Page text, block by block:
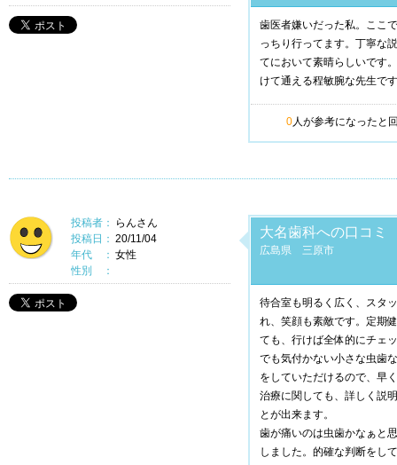
歯医者嫌いだった私。ここ
っちり行ってます。丁寧な
てにおいて素晴らしいです
けて通える程敏腕な先生で
0人が参考になったと
投稿者：
らんさん
投稿日： 20/11/04
年代 ：
性別 ：
女性
大名歯科への口コミ
広島県 三原市
待合室も明るく広く、スタ
れ、笑顔も素敵です。定期
ても、行けば全体的にチェ
でも気付かない小さな虫歯
をしていただけるので、早
治療に関しても、詳しく説
とが出来ます。
歯が痛いのは虫歯かなぁと
しました。的確な判断をし